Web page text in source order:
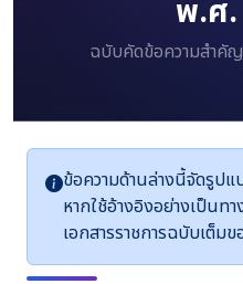
พ.ศ
ฉบับคัดข้อความสำคัญ
ข้อความด้านล่างนี้จัดรูปแ
หากใช้อ้างอิงอย่างเป็นท
เอกสารราชการฉบับเต็